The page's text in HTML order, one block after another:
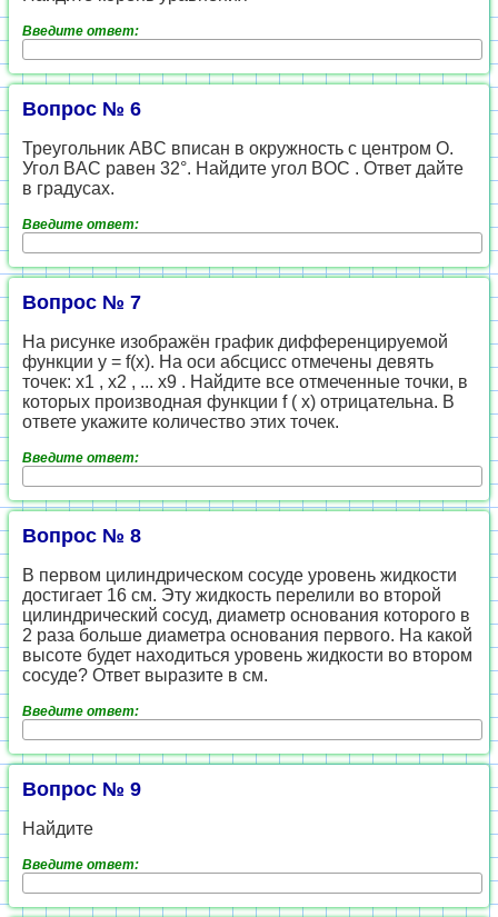
Введите ответ:
Вопрос № 6
Треугольник ABC вписан в окружность с центром O.
Угол BAC равен 32°. Найдите угол BOC . Ответ дайте
в градусах.
Введите ответ:
Вопрос № 7
На рисунке изображён график дифференцируемой
функции y = f(x). На оси абсцисс отмечены девять
точек: x1 , x2 , ... x9 . Найдите все отмеченные точки, в
которых производная функции f ( x) отрицательна. В
ответе укажите количество этих точек.
Введите ответ:
Вопрос № 8
В первом цилиндрическом сосуде уровень жидкости
достигает 16 см. Эту жидкость перелили во второй
цилиндрический сосуд, диаметр основания которого в
2 раза больше диаметра основания первого. На какой
высоте будет находиться уровень жидкости во втором
сосуде? Ответ выразите в см.
Введите ответ:
Вопрос № 9
Найдите
Введите ответ: